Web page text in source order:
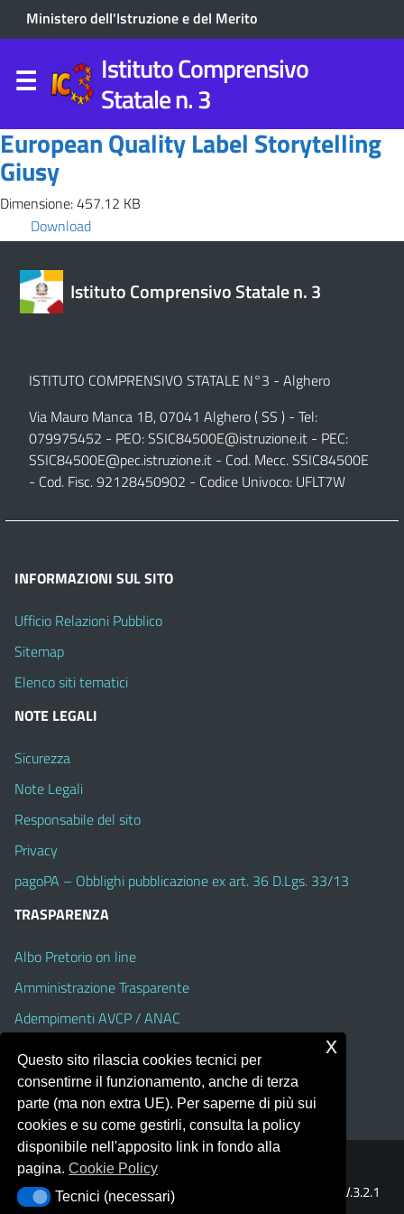
Ministero dell'Istruzione e del Merito
Istituto Comprensivo
Statale n. 3
European Quality Label Storytelling
Giusy
Dimensione: 457.12 KB
Download
Istituto Comprensivo Statale n. 3
ISTITUTO COMPRENSIVO STATALE N°3 - Alghero
Via Mauro Manca 1B, 07041 Alghero ( SS ) - Tel:
079975452 - PEO:SSIC84500E@istruzione.it - PEC:
SSIC84500E@pec.istruzione.it - Cod. Mecc. SSIC84500E
- Cod. Fisc. 92128450902 - Codice Univoco: UFLT7W
INFORMAZIONI SUL SITO
Ufficio Relazioni Pubblico
Sitemap
Elenco siti tematici
NOTE LEGALI
Sicurezza
Note Legali
Responsabile del sito
Privacy
pagoPA – Obblighi pubblicazione ex art. 36 D.Lgs. 33/13
TRASPARENZA
Albo Pretorio on line
Amministrazione Trasparente
Adempimenti AVCP / ANAC
Accesso Civico
Dichiarazione di accessibilità
Portale realizzato con la piattaforma
Template Italia configurato sul tema accessibile
V.3.2.1
Questo sito rilascia cookies tecnici per
consentirne il funzionamento, anche di terza
parte (ma non extra UE). Per saperne di più sui
cookies e su come gestirli, consulta la policy
disponibile nell'apposito link in fondo alla
pagina.Cookie Policy
Tecnici (necessari)
Tecnici (necessari)
x